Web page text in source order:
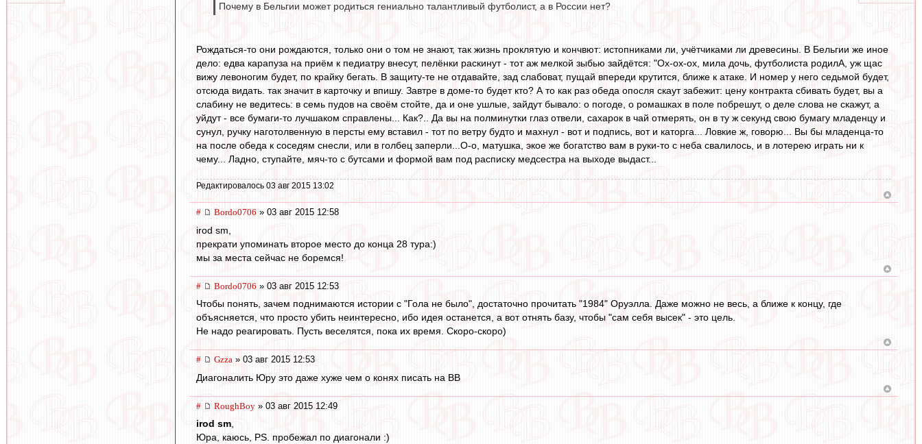
Почему в Бельгии может родиться гениально талантливый футболист, а в России нет?
Рождаться-то они рождаются, только они о том не знают, так жизнь проклятую и кончвют: истопниками ли, учётчиками ли древесины. В Бельгии же иное
дело: едва карапуза на приём к педиатру внесут, пелёнки раскинут - тот аж мелкой зыбью зайдётся: "Ох-ох-ох, мила дочь, футболиста родилА, уж щас
вижу левоногим будет, по крайку бегать. В защиту-те не отдавайте, зад слабоват, пущай впереди крутится, ближе к атаке. И номер у него седьмой будет,
отсюда видать. так значит в карточку и впишу. Завтре в доме-то будет кто? А то как раз обеда опосля скаут забежит: цену контракта сбивать будет, вы а
слабину не ведитесь: в семь пудов на своём стойте, да и оне ушлые, зайдут бывало: о погоде, о ромашках в поле побрешут, о деле слова не скажут, а
уйдут - все бумаги-то лучшаком справлены... Как?.. Да вы на полминутки глаз отвели, сахарок в чай отмерять, он в ту ж секунд свою бумагу младенцу и
сунул, ручку наготолвенную в персты ему вставил - тот по ветру будто и махнул - вот и подпись, вот и каторга... Ловкие ж, говорю... Вы бы младенца-то
на после обеда к соседям снесли, или в голбец заперли...О-о, матушка, экое же богатство вам в руки-то с неба свалилось, и в лотерею играть ни к
чему... Ладно, ступайте, мяч-то с бутсами и формой вам под расписку медсестра на выходе выдаст...
Редактировалось 03 авг 2015 13:02
# Bordo0706 » 03 авг 2015 12:58
irod sm,
прекрати упоминать второе место до конца 28 тура:)
мы за места сейчас не боремся!
# Bordo0706 » 03 авг 2015 12:53
Чтобы понять, зачем поднимаются истории с "Гола не было", достаточно прочитать "1984" Оруэлла. Даже можно не весь, а ближе к концу, где
объясняется, что просто убить неинтересно, ибо идея останется, а вот отнять базу, чтобы "сам себя высек" - это цель.
Не надо реагировать. Пусть веселятся, пока их время. Скоро-скоро)
# Gzza » 03 авг 2015 12:53
Диагоналить Юру это даже хуже чем о конях писать на ВВ
# RoughBoy » 03 авг 2015 12:49
irod sm,
Юра, каюсь, PS. пробежал по диагонали :)